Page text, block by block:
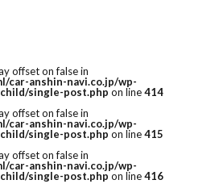
offset on false in
car-anshin-navi.co.jp/wp-
single-post.php on line414
offset on false in
car-anshin-navi.co.jp/wp-
single-post.php on line415
offset on false in
car-anshin-navi.co.jp/wp-
single-post.php on line416